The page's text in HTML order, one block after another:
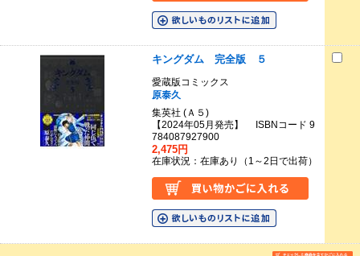
キングダム 完全版 ５
愛蔵版コミックス
原泰久
集英社 (Ａ５)
【2024年05月発売】 ISBNコード 9
784087927900
2,475円
在庫状況：在庫あり（1～2日で出荷）